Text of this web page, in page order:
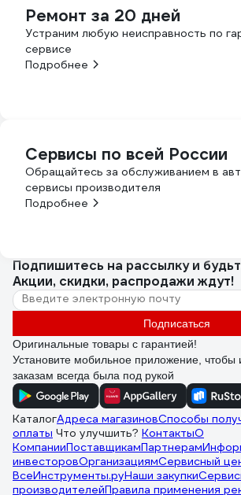
Ремонт за 20 дней
Устраним любую неисправность по
сервисе
Подробнее
Сервисы по всей России
Обращайтесь за обслуживанием в
сервисы производителя
Подробнее
Подпишитесь на рассылкуи
Акции, скидки, распродажи ждут!
Подписаться
Оригинальные товары с гарантией!
Установите мобильное приложение,
заказам всегда была под рукой
КаталогАдреса магазиновСпособы
оплаты Что улучшить? КонтактыО
КомпанииПоставщикамПартнерам
инвесторовОрганизациямСервисный
ВсеИнструменты.руНаши закупки
производителейПравила применения